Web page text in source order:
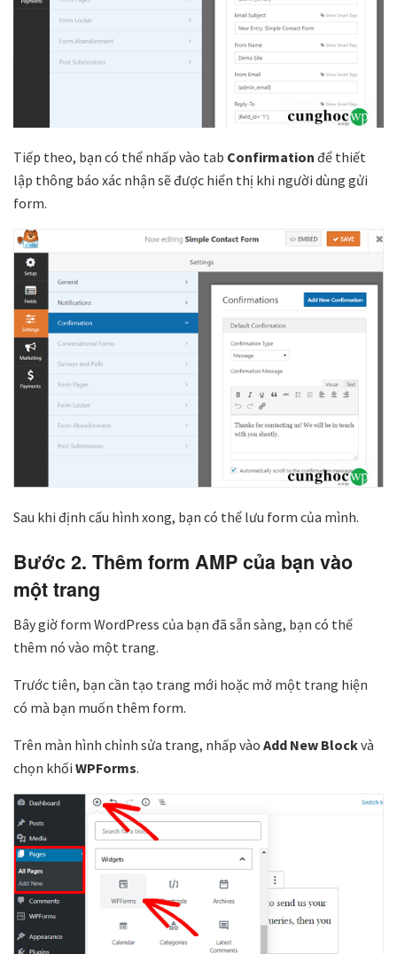
Tiếp theo, bạn có thể nhấp vào tab Confirmation để thiết
lập thông báo xác nhận sẽ được hiển thị khi người dùng gửi
form.
Sau khi định cấu hình xong, bạn có thể lưu form của mình.
Bước 2. Thêm form AMP của bạn vào
một trang
Bây giờ form WordPress của bạn đã sẵn sàng, bạn có thể
thêm nó vào một trang.
Trước tiên, bạn cần tạo trang mới hoặc mở một trang hiện
có mà bạn muốn thêm form.
Trên màn hình chỉnh sửa trang, nhấp vào Add New Blockvà
chọn khối WPForms.